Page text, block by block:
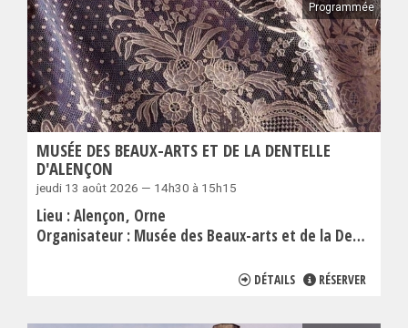
Programmée
MUSÉE DES BEAUX-ARTS ET DE LA DENTELLE
D'ALENÇON
jeudi 13 août 2026 — 14h30 à 15h15
Lieu :Alençon Orne
Organisateur : Musée des Beaux-arts et de la Dentelle
DÉTAILS RÉSERVER